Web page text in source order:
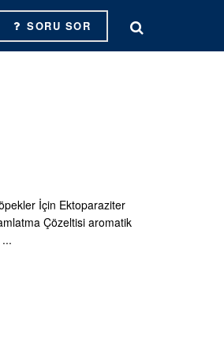
SORU SOR
İçin Ektoparaziter
Çözeltisi aromatik